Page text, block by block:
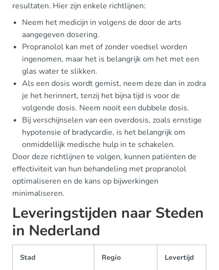
resultaten. Hier zijn enkele richtlijnen:
Neem het medicijn in volgens de door de arts
aangegeven dosering.
Propranolol kan met of zonder voedsel worden
ingenomen, maar het is belangrijk om het met een
glas water te slikken.
Als een dosis wordt gemist, neem deze dan in zodra
je het herinnert, tenzij het bijna tijd is voor de
volgende dosis. Neem nooit een dubbele dosis.
Bij verschijnselen van een overdosis, zoals ernstige
hypotensie of bradycardie, is het belangrijk om
onmiddellijk medische hulp in te schakelen.
Door deze richtlijnen te volgen, kunnen patiënten de
effectiviteit van hun behandeling met propranolol
optimaliseren en de kans op bijwerkingen
minimaliseren.
Leveringstijden naar Steden
in Nederland
Stad Regio Levertijd